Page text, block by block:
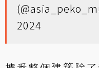
2024